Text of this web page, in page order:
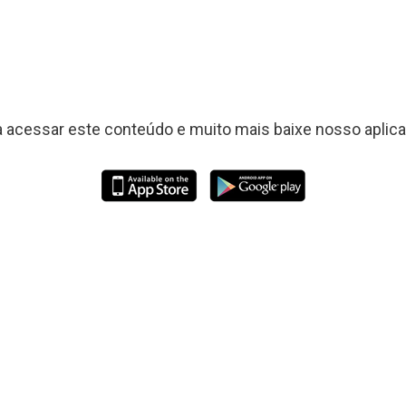
acessar este conteúdo e muito mais baixe nosso